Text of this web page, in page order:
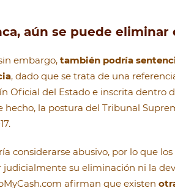
aún se puede eliminar
embargo, también podría
, dado que se trata de una
Oficial del Estado e inscrita dentro
la postura del Tribunal
considerarse abusivo, por lo que
su eliminación ni la
afirman que existen